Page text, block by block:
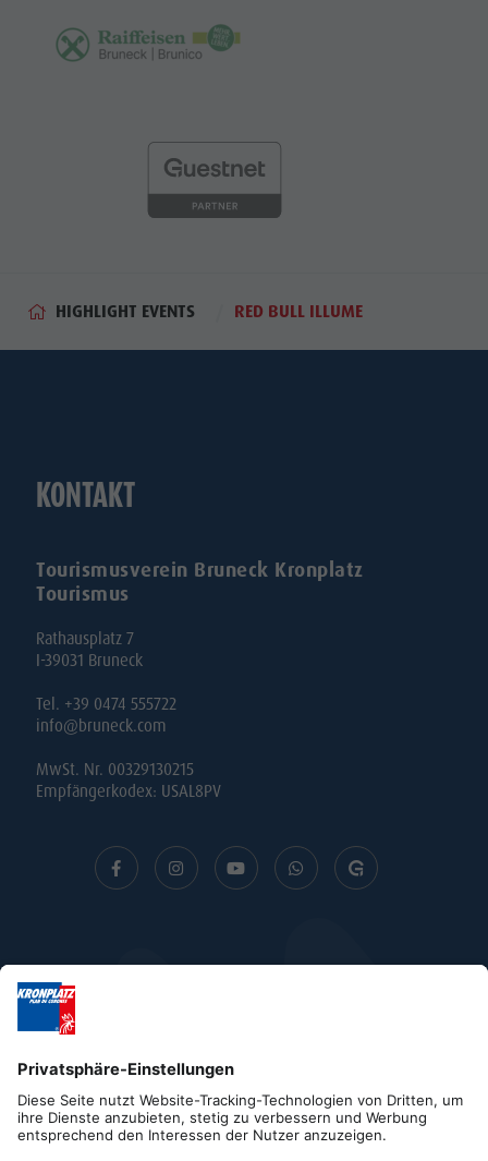
HIGHLIGHT EVENTS RED BULL ILLUME
KONTAKT
Tourismusverein Bruneck Kronplatz
Tourismus
Rathausplatz 7
I-39031 Bruneck
Tel. +39 0474 555722
info@bruneck.com
MwSt. Nr. 00329130215
Empfängerkodex: USAL8PV
Impressum Datenschutz
Barrierefreiheitserklärung